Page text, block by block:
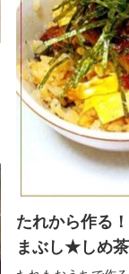
たれから作る
まぶし★しめ